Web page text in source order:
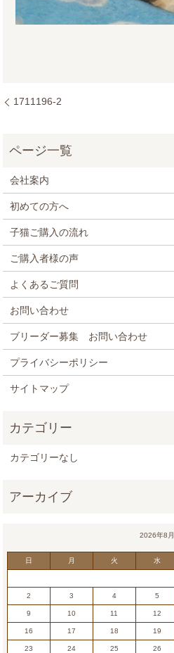
1711196-2
会社案内
初めての方へ
子猫ご購入の流れ
ご購入者様の声
よくあるご質問
お問い合わせ
ブリーダー募集 お問い合わせ
プライバシーポリシー
サイトマップ
カテゴリーなし
2026年8月
日 月 火 水
2 3 4 5
9 10 11 12
16 17 18 19
23 24 25 26